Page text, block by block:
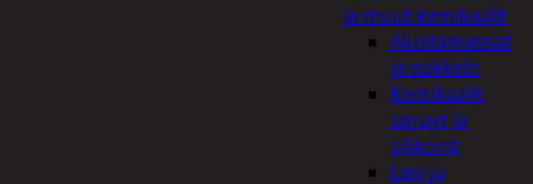
ja muut kemikaalit
Alustamassat
ja pakkelit
Kemikaalit,
sprayt ja
silikonit
Lasi ja